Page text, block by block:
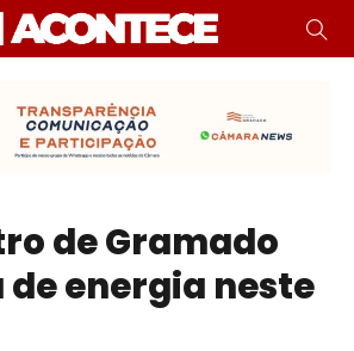
de Gramado
energia neste